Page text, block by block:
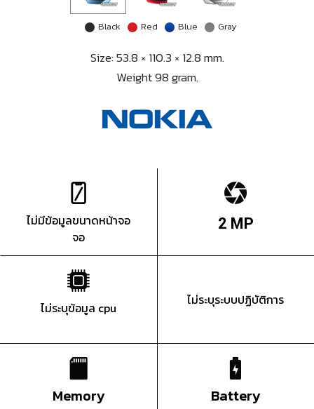
Black Red Blue Gray
Size: 53.8 × 110.3 × 12.8 mm.
Weight 98 gram.
ไม่มีข้อมูลขนาดหน้าจอ
จอ
2 MP
ไม่ระบุข้อมูล cpu ไม่ระบุระบบปฏิบัติการ
Memory Battery